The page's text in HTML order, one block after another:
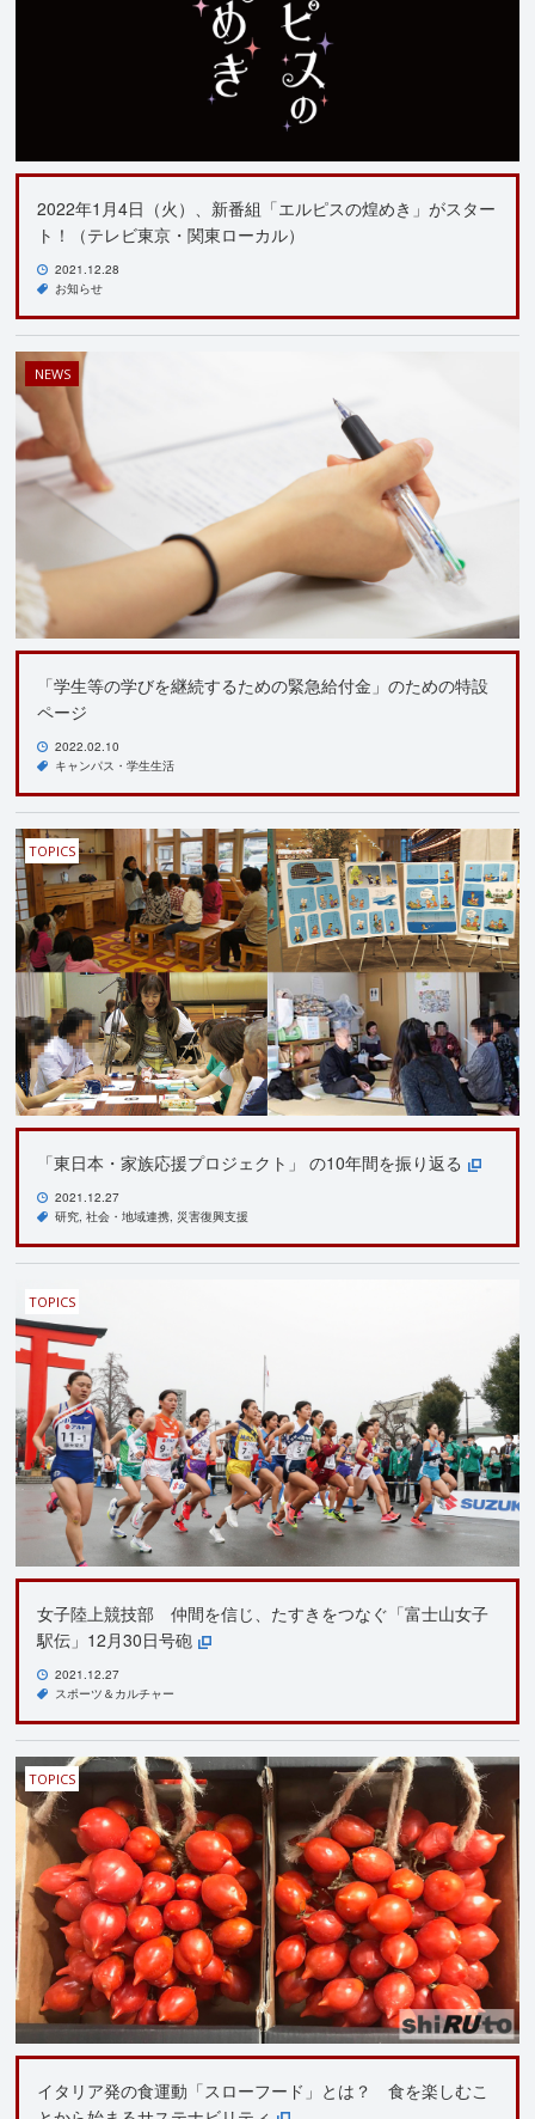
2022年1月4日（火）、新番組「エルピスの煌めき」がスター
ト！（テレビ東京・関東ローカル）
2021.12.28
お知らせ
NEWS
「学生等の学びを継続するための緊急給付金」のための特設
ページ
2022.02.10
キャンパス・学生生活
TOPICS
「東日本・家族応援プロジェクト」 の10年間を振り返る
2021.12.27
研究 社会・地域連携 災害復興支援
TOPICS
女子陸上競技部 仲間を信じ、たすきをつなぐ「富士山女子
駅伝」12月30日号砲
2021.12.27
スポーツ＆カルチャー
TOPICS
イタリア発の食運動「スローフード」とは？ 食を楽しむこ